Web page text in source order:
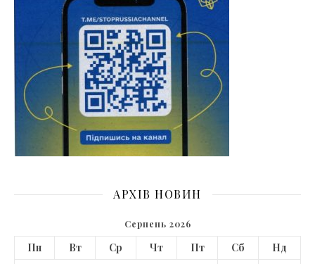
АРХІВ НОВИН
Серпень 2026
Пн Вт Ср Чт Пт Сб
Нд